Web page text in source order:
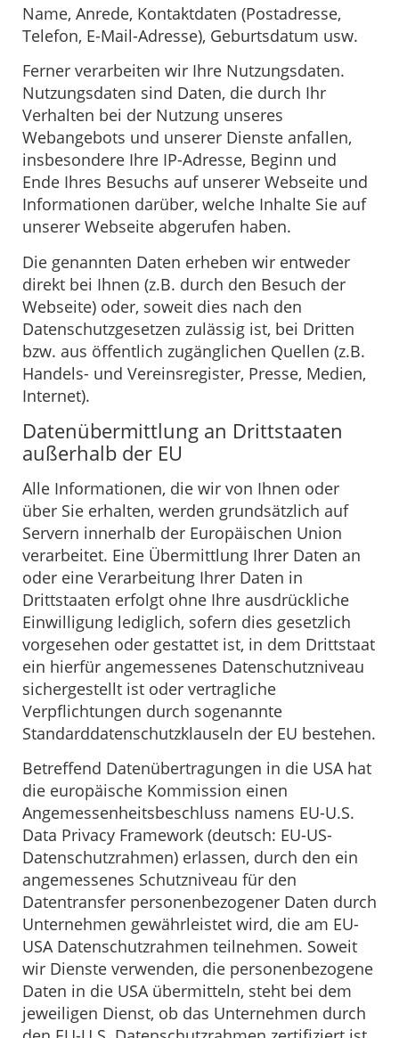
Name, Anrede, Kontaktdaten (Postadresse,
Telefon, E-Mail-Adresse), Geburtsdatum usw.
Ferner verarbeiten wir Ihre Nutzungsdaten.
Nutzungsdaten sind Daten, die durch Ihr
Verhalten bei der Nutzung unseres
Webangebots und unserer Dienste anfallen,
insbesondere Ihre IP-Adresse, Beginn und
Ende Ihres Besuchs auf unserer Webseite und
Informationen darüber, welche Inhalte Sie auf
unserer Webseite abgerufen haben.
Die genannten Daten erheben wir entweder
direkt bei Ihnen (z.B. durch den Besuch der
Webseite) oder, soweit dies nach den
Datenschutzgesetzen zulässig ist, bei Dritten
bzw. aus öffentlich zugänglichen Quellen (z.B.
Handels- und Vereinsregister, Presse, Medien,
Internet).
Datenübermittlung an Drittstaaten
außerhalb der EU
Alle Informationen, die wir von Ihnen oder
über Sie erhalten, werden grundsätzlich auf
Servern innerhalb der Europäischen Union
verarbeitet. Eine Übermittlung Ihrer Daten an
oder eine Verarbeitung Ihrer Daten in
Drittstaaten erfolgt ohne Ihre ausdrückliche
Einwilligung lediglich, sofern dies gesetzlich
vorgesehen oder gestattet ist, in dem Drittstaat
ein hierfür angemessenes Datenschutzniveau
sichergestellt ist oder vertragliche
Verpflichtungen durch sogenannte
Standarddatenschutzklauseln der EU bestehen.
Betreffend Datenübertragungen in die USA hat
die europäische Kommission einen
Angemessenheitsbeschluss namens EU-U.S.
Data Privacy Framework (deutsch: EU-US-
Datenschutzrahmen) erlassen, durch den ein
angemessenes Schutzniveau für den
Datentransfer personenbezogener Daten durch
Unternehmen gewährleistet wird, die am EU-
USA Datenschutzrahmen teilnehmen. Soweit
wir Dienste verwenden, die personenbezogene
Daten in die USA übermitteln, steht bei dem
jeweiligen Dienst, ob das Unternehmen durch